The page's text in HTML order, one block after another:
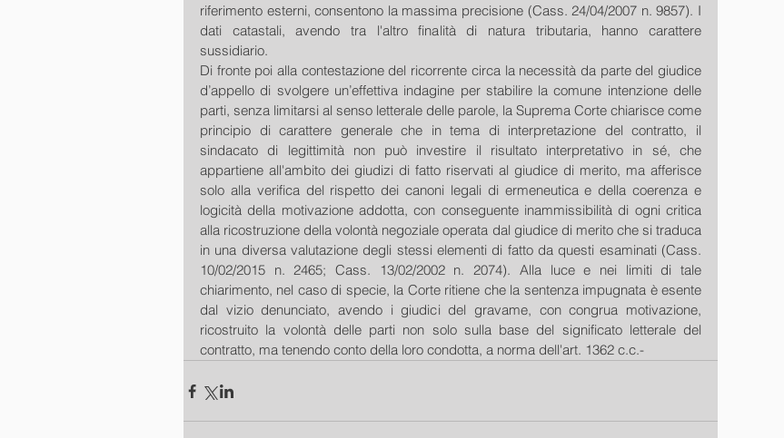
riferimento esterni, consentono la massima precisione (Cass. 24/04/2007 n. 9857). I
dati catastali, avendo tra l'altro finalità di natura tributaria, hanno carattere
sussidiario.
Di fronte poi alla contestazione del ricorrente circa la necessità da parte del giudice
d’appello di svolgere un’effettiva indagine per stabilire la comune intenzione delle
parti, senza limitarsi al senso letterale delle parole, la Suprema Corte chiarisce come
principio di carattere generale che in tema di interpretazione del contratto, il
sindacato di legittimità non può investire il risultato interpretativo in sé, che
appartiene all'ambito dei giudizi di fatto riservati al giudice di merito, ma afferisce
solo alla verifica del rispetto dei canoni legali di ermeneutica e della coerenza e
logicità della motivazione addotta, con conseguente inammissibilità di ogni critica
alla ricostruzione della volontà negoziale operata dal giudice di merito che si traduca
in una diversa valutazione degli stessi elementi di fatto da questi esaminati (Cass.
10/02/2015 n. 2465; Cass. 13/02/2002 n. 2074). Alla luce e nei limiti di tale
chiarimento, nel caso di specie, la Corte ritiene che la sentenza impugnata è esente
dal vizio denunciato, avendo i giudici del gravame, con congrua motivazione,
ricostruito la volontà delle parti non solo sulla base del significato letterale del
contratto, ma tenendo conto della loro condotta, a norma dell'art. 1362 c.c.-